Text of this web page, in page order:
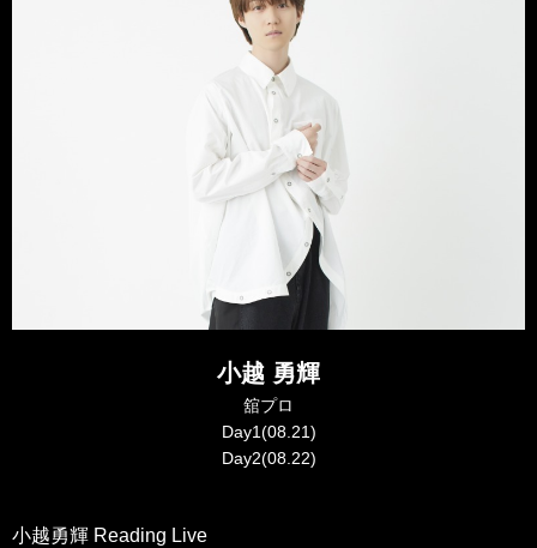
小越 勇輝
舘プロ
Day1(08.21)
Day2(08.22)
小越勇輝 Reading Live